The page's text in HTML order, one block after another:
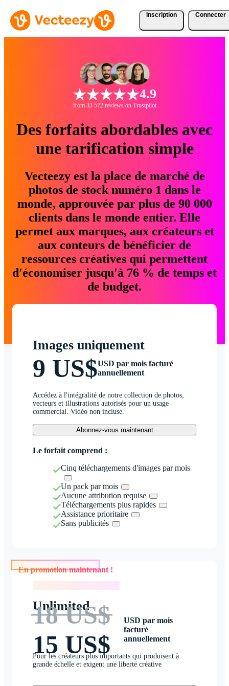
Inscription Connecter
4.9
from 33 572 reviews on Trustpilot
Des forfaits abordables avec
une tarification simple
Vecteezy est la place de marché de
photos de stock numéro 1 dans le
monde, approuvée par plus de 90 000
clients dans le monde entier. Elle
permet aux marques, aux créateurs et
aux conteurs de bénéficier de
ressources créatives qui permettent
d'économiser jusqu'à 76 % de temps et
de budget.
Images uniquement
9 US$USD par mois facturé
annuellement
Accédez à l'intégralité de notre collection de photos,
vecteurs et illustrations autorisés pour un usage
commercial. Vidéo non incluse.
Abonnez-vous maintenant
Le forfait comprend :
Cinq téléchargements d'images par mois
Un pack par mois
Aucune attribution requise
Téléchargements plus rapides
Assistance prioritaire
Sans publicités
En promotion maintenant !
Unlimited
18 US$
15 US$
USD par mois
facturé
annuellement
Pour les créateurs plus importants qui produisent à
grande échelle et exigent une liberté créative